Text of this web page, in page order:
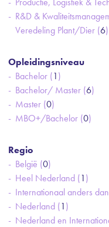
R&D &
Veredeling Plant/Dier (6)
Opleidingsniveau
Bachelor (1)
Bachelor/ Master (6)
Master (0)
MBO+/Bachelor (0)
Regio
België (0)
Heel Nederland (1)
Internationaal anders
Nederland (1)
Nederland en